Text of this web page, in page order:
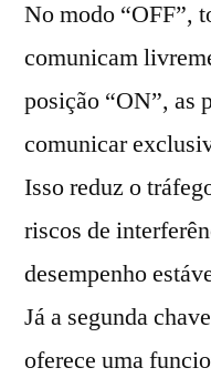
No modo “OFF”,
comunicam
posição “ON”, as
comunicar
Isso reduz o
riscos de
desempenho
Já a segunda
oferece uma